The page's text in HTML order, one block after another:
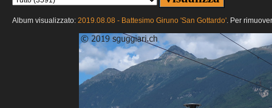
Album visualizzato: 2019.08.08 - Battesimo Giruno 'San Gottardo'. Per